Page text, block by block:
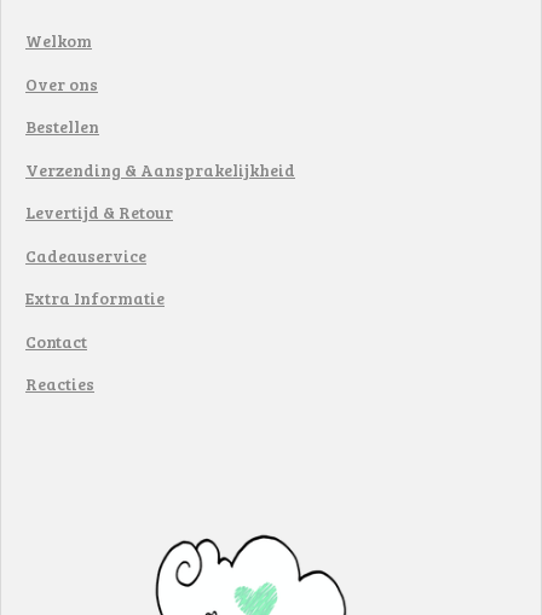
Welkom
Over ons
Bestellen
Verzending & Aansprakelijkheid
Levertijd & Retour
Cadeauservice
Extra Informatie
Contact
Reacties